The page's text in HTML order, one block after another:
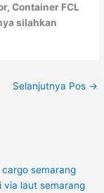
Container FCL
silahkan
Selanjutnya Pos →
cargo semarang
via laut semarang